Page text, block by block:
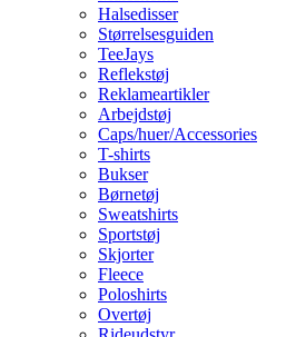
Halsedisser
Størrelsesguiden
TeeJays
Reflekstøj
Reklameartikler
Arbejdstøj
Caps/huer/Accessories
T-shirts
Bukser
Børnetøj
Sweatshirts
Sportstøj
Skjorter
Fleece
Poloshirts
Overtøj